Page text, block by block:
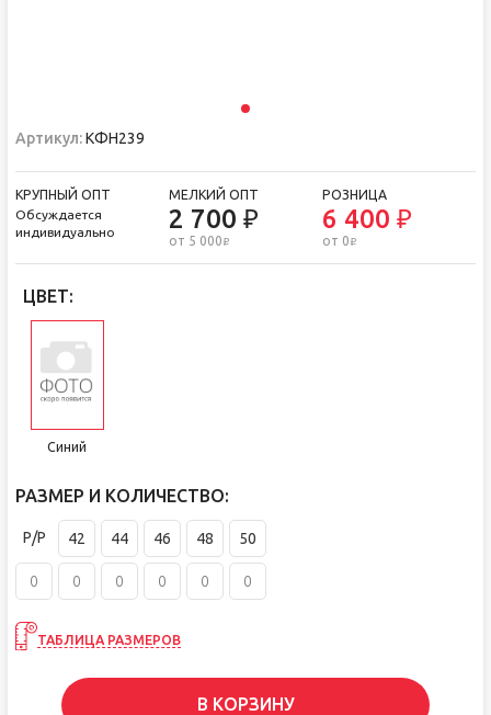
Артикул:КФН239
КРУПНЫЙ ОПТ
Обсуждается
индивидуально
МЕЛКИЙ ОПТ
2 700 ₽
от 5 000 i
РОЗНИЦА
6 400 ₽
от 0 i
ЦВЕТ:
Синий
РАЗМЕР И КОЛИЧЕСТВО:
Р/Р 42 44 46 48 50
ТАБЛИЦА РАЗМЕРОВ
В КОРЗИНУ